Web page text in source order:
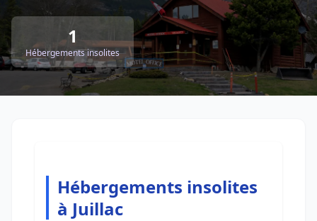
1
Hébergements insolites
Hébergements insolites
à Juillac